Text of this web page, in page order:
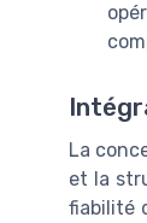
La
et la
fiabilité